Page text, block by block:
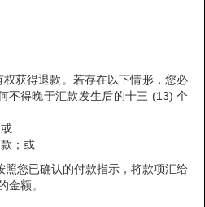
获得退款。若存在以下情形，您必
不得晚于汇款发生后的十三 (13) 个
；或
确认的付款指示，将款项汇给
金额。